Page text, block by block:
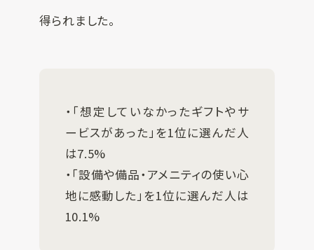
得られました。
・「想定していなかったギフトやサ
ービスがあった」を1位に選んだ人
は7.5%
・「設備や備品・アメニティの使い心
地に感動した」を1位に選んだ人は
10.1%